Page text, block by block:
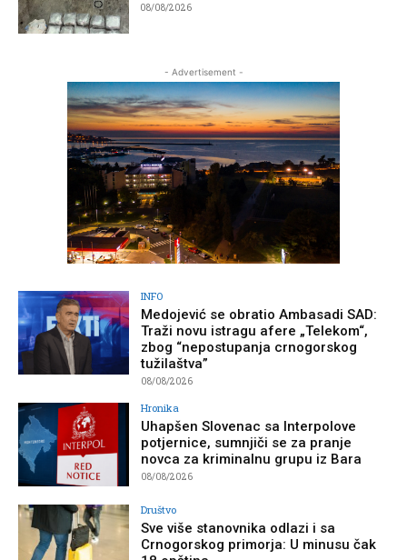
08/08/2026
- Advertisement -
INFO
Medojević se obratio Ambasadi SAD:
Traži novu istragu afere „Telekom“,
zbog “nepostupanja crnogorskog
tužilaštva”
08/08/2026
Hronika
Uhapšen Slovenac sa Interpolove
potjernice, sumnjiči se za pranje
novca za kriminalnu grupu iz Bara
08/08/2026
Društvo
Sve više stanovnika odlazi i sa
Crnogorskog primorja: U minusu čak